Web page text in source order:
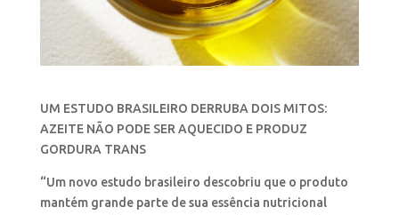
UM ESTUDO BRASILEIRO DERRUBA DOIS MITOS:
AZEITE NÃO PODE SER AQUECIDO E PRODUZ
GORDURA TRANS
“Um novo estudo brasileiro descobriu que o produto
mantém grande parte de sua essência nutricional